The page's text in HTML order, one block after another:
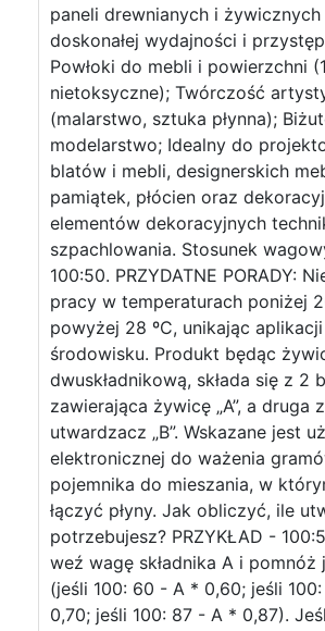
paneli drewnianych i
doskonałej wydajności i
Powłoki do mebli i powierzchni
nietoksyczne); Twórczość
(malarstwo, sztuka płynna);
modelarstwo; Idealny do
blatów i mebli, designerskich
pamiątek, płócien oraz
elementów dekoracyjnych
szpachlowania. Stosunek
100:50. PRZYDATNE PORADY:
pracy w temperaturach poniżej
powyżej 28 ºC, unikając
środowisku. Produkt będąc
dwuskładnikową, składa się z 2
zawierająca żywicę „A”, a druga
utwardzacz „B”. Wskazane jest
elektronicznej do ważenia
pojemnika do mieszania, w
łączyć płyny. Jak obliczyć, ile
potrzebujesz? PRZYKŁAD -
weź wagę składnika A i pomnóż
(jeśli 100: 60 - A * 0,60; jeśli
0,70; jeśli 100: 87 - A * 0,87).